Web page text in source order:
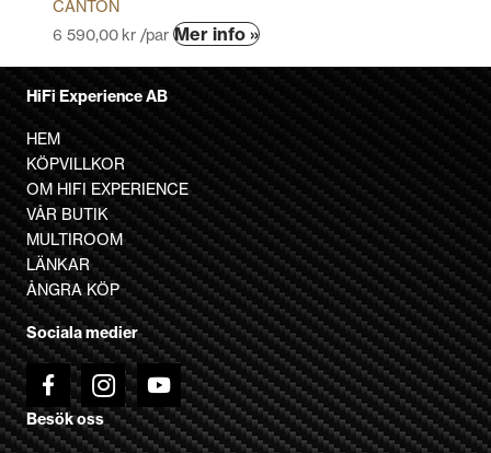
CANTON
6 590,00 kr /par Mer info »Den
varianter.
De
olika
alternativen
kan
väljas
på
produktsidan
HiFi Experience AB
HEM
KÖPVILLKOR
OM HIFI EXPERIENCE
VÅR BUTIK
MULTIROOM
LÄNKAR
ÅNGRA KÖP
Sociala medier
Besök oss